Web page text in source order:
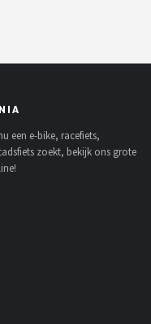
een e-bike, racefiets,
zoekt, bekijk ons grote